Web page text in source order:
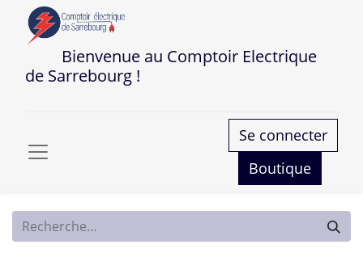
Bienvenue au Comptoir Electrique
de Sarrebourg !
Se connecter
Boutique